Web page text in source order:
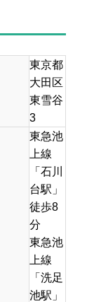
東京都
大田区
東雪谷
3
東急池
上線
「石川
台駅」
徒歩8
分
東急池
上線
「洗足
池駅」